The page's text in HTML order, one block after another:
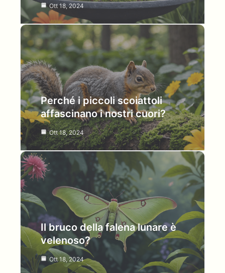
Ott 18, 2024
Perché i piccoli scoiattoli
affascinano i nostri cuori?
Ott 18, 2024
Il bruco della falena lunare è
velenoso?
Ott 18, 2024